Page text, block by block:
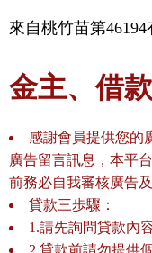
來自桃竹苗第
金主、借
感謝會員提供您的
廣告留言訊息，本平
前務必自我審核廣告及
貸款三歩驟：
1.請先詢問貸款內容
2.貸款前請勿提供